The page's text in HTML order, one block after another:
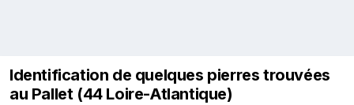
Identification de quelques pierres trouvées
au Pallet (44 Loire-Atlantique)